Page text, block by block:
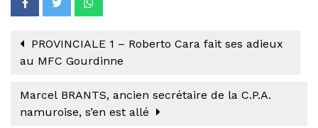
PROVINCIALE 1 – Roberto Cara fait ses adieux
au MFC Gourdinne
Marcel BRANTS, ancien secrétaire de la C.P.A.
namuroise, s’en est allé